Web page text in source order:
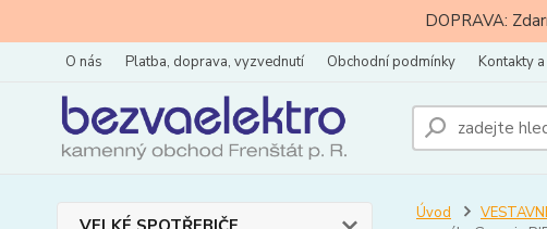
DOPRAVA:
O nás Platba, doprava, vyzvednutí Obchodní podmínky Kontakty
Úvod